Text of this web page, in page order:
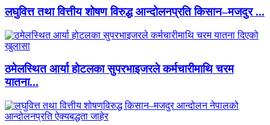
लघुवित्त तथा वित्तीय शोषण विरुद्ध आन्दोलनप्रति किसान–मजदुर ...
ठमेलस्थित आर्या होटलका सुपरभाइजरले कर्मचारीमाथि चरम
यातना...